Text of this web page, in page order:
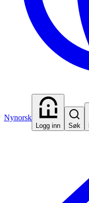
Nynorsk
Logg inn Søk